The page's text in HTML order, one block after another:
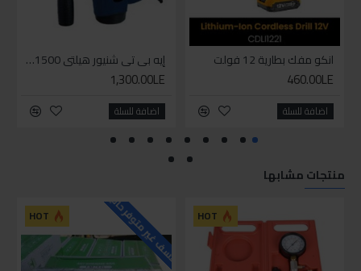
انكو مفك بطارية 12 فولت
460.00LE
اضافة للسلة
إيه بي تي شنيور هيلتي 1500وات
1,300.00LE
اضافة للسلة
منتجات مشابها
HOT
HOT للاسف غير متوفر حاليا